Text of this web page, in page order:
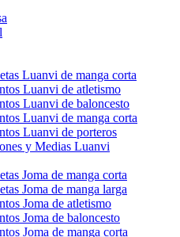
Luanvi de manga corta
Luanvi de atletismo
Luanvi de baloncesto
Luanvi de manga corta
Luanvi de porteros
y Medias Luanvi
Joma de manga corta
Joma de manga larga
Joma de atletismo
Joma de baloncesto
Joma de manga corta